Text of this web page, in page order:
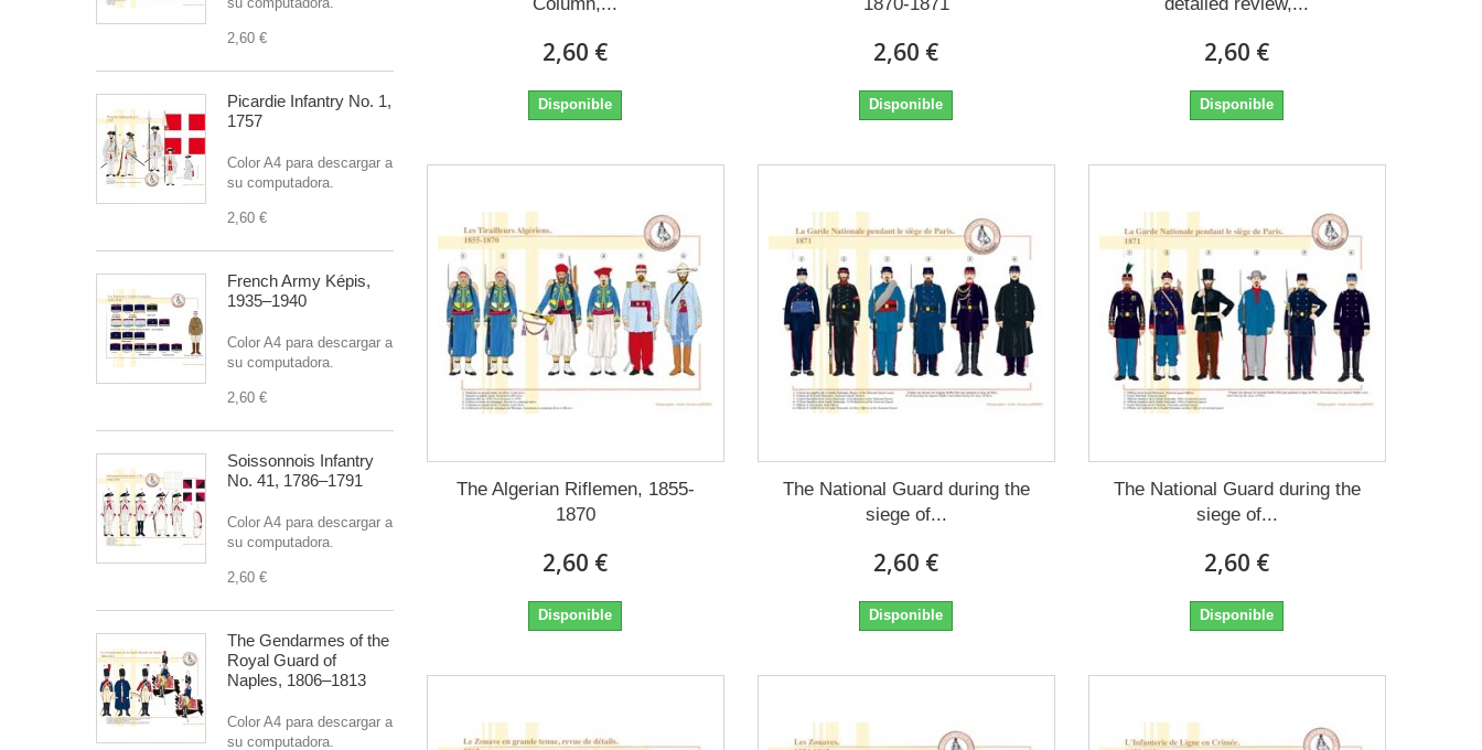
2,60 €
Picardie Infantry No. 1,
1757
Color A4 para descargar a
su computadora.
2,60 €
French Army Képis,
1935–1940
Color A4 para descargar a
su computadora.
2,60 €
Soissonnois Infantry
No. 41, 1786–1791
Color A4 para descargar a
su computadora.
2,60 €
The Gendarmes of the
Royal Guard of
Naples, 1806–1813
Color A4 para descargar a
su computadora.
2,60 €
Disponible
2,60 €
Disponible
2,60 €
Disponible
The Algerian Riflemen, 1855-
1870
2,60 €
Disponible
The National Guard during the
siege of...
2,60 €
Disponible
The National Guard during the
siege of...
2,60 €
Disponible